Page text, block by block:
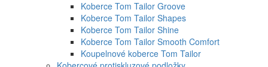
Koberce Tom Tailor Groove
Koberce Tom Tailor Shapes
Koberce Tom Tailor Shine
Koberce Tom Tailor Smooth Comfort
Koupelnové koberce Tom Tailor